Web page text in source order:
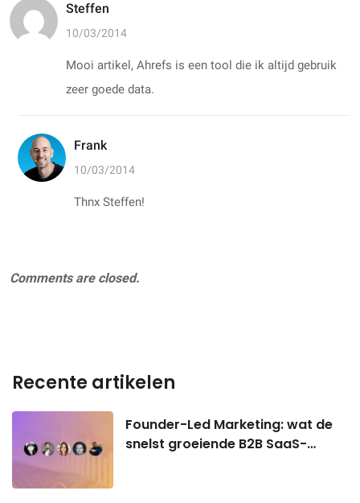
Steffen
10/03/2014
Mooi artikel, Ahrefs is een tool die ik altijd gebruik
zeer goede data.
Frank
10/03/2014
Thnx Steffen!
Comments are closed.
Recente artikelen
Founder-Led Marketing: wat de
snelst groeiende B2B SaaS-